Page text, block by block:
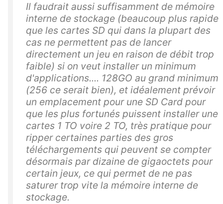
Il faudrait aussi suffisamment de mémoire
interne de stockage (beaucoup plus rapide
que les cartes SD qui dans la plupart des
cas ne permettent pas de lancer
directement un jeu en raison de débit trop
faible) si on veut installer un minimum
d'applications.... 128GO au grand minimum
(256 ce serait bien), et idéalement prévoir
un emplacement pour une SD Card pour
que les plus fortunés puissent installer une
cartes 1 TO voire 2 TO, très pratique pour
ripper certaines parties des gros
téléchargements qui peuvent se compter
désormais par dizaine de gigaoctets pour
certain jeux, ce qui permet de ne pas
saturer trop vite la mémoire interne de
stockage.